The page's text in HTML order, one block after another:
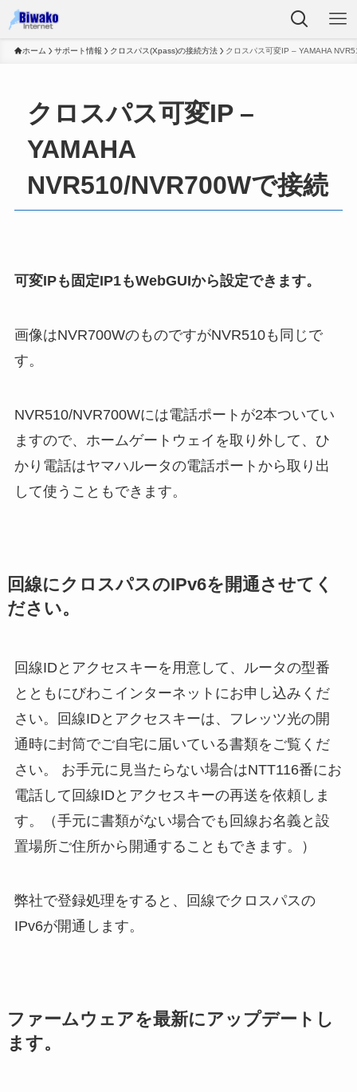
ホーム サポート情報 クロスパス(Xpass)の接続方法 クロスパス可変IP – YAMAHA
クロスパス可変IP –
YAMAHA
NVR510/NVR700Wで接続
可変IPも固定IP1もWebGUIから設定できます。
画像はNVR700WのものですがNVR510も同じで
す。
NVR510/NVR700Wには電話ポートが2本ついてい
ますので、ホームゲートウェイを取り外して、ひ
かり電話はヤマハルータの電話ポートから取り出
して使うこともできます。
回線にクロスパスのIPv6を開通させてく
ださい。
回線IDとアクセスキーを用意して、ルータの型番
とともにびわこインターネットにお申し込みくだ
さい。回線IDとアクセスキーは、フレッツ光の開
通時に封筒でご自宅に届いている書類をご覧くだ
さい。 お手元に見当たらない場合はNTT116番にお
電話して回線IDとアクセスキーの再送を依頼しま
す。（手元に書類がない場合でも回線お名義と設
置場所ご住所から開通することもできます。）
弊社で登録処理をすると、回線でクロスパスの
IPv6が開通します。
ファームウェアを最新にアップデートし
ます。